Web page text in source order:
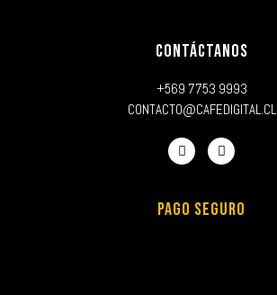
CONTÁCTANOS
+569 7753 9993
CONTACTO@CAFEDIGITAL.CL
PAGO SEGURO